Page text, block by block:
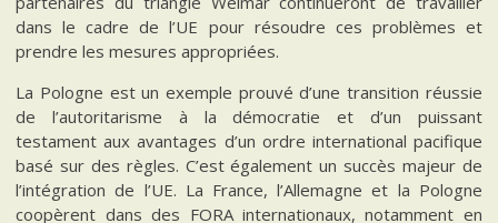
dans le cadre de l’UE pour résoudre ces problèmes et
prendre les mesures appropriées.
La Pologne est un exemple prouvé d’une transition réussie
de l’autoritarisme à la démocratie et d’un puissant
testament aux avantages d’un ordre international pacifique
basé sur des règles. C’est également un succès majeur de
l’intégration de l’UE. La France, l’Allemagne et la Pologne
coopèrent dans des FORA internationaux, notamment en